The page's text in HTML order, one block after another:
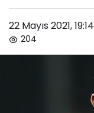
22 Mayıs 2021, 19:14
204